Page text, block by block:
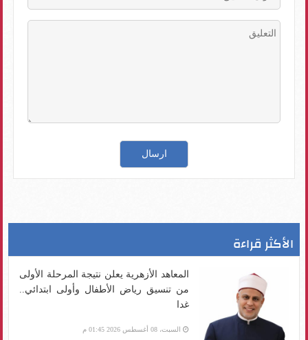
الأكثر قراءة
المعاهد الأزهرية يعلن نتيجة المرحلة الأولى
من تنسيق رياض الأطفال وأولى ابتدائي..
غدا
السبت، 08 أغسطس 2026 01:45 م